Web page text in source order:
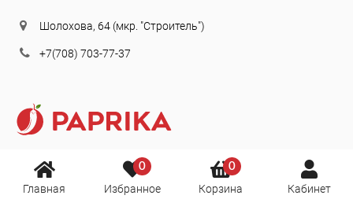
Главная
0
Избранное
0
Корзина Кабинет
Шолохова, 64 (мкр. "Строитель")
+7(708) 703-77-37